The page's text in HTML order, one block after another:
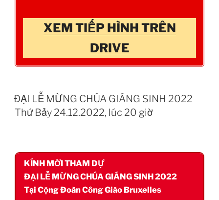
XEM TIẾP HÌNH TRÊN
DRIVE
ĐẠI LỄ MỪNG CHÚA GIÁNG SINH 2022
Thứ Bảy 24.12.2022, lúc 20 giờ
KÍNH MỜI THAM DỰ
ĐẠI LỄ MỪNG CHÚA GIÁNG SINH 2022
Tại Cộng Đoàn Công Giáo Bruxelles